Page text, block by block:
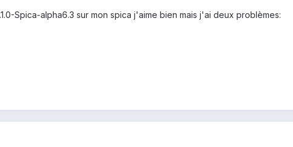
Spica-alpha6.3 sur mon spica j'aime bien mais j'ai deux problèmes: